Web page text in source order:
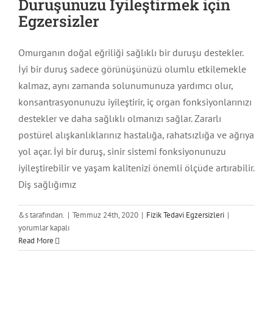
Duruşunuzu İyileştirmek için
Egzersizler
Omurganın doğal eğriliği sağlıklı bir duruşu destekler.
İyi bir duruş sadece görünüşünüzü olumlu etkilemekle
kalmaz, aynı zamanda solunumunuza yardımcı olur,
konsantrasyonunuzu iyileştirir, iç organ fonksiyonlarınızı
destekler ve daha sağlıklı olmanızı sağlar. Zararlı
postürel alışkanlıklarınız hastalığa, rahatsızlığa ve ağrıya
yol açar. İyi bir duruş, sinir sistemi fonksiyonunuzu
iyileştirebilir ve yaşam kalitenizi önemli ölçüde artırabilir.
Diş sağlığımız
&s tarafından. | Temmuz 24th, 2020 | Fizik Tedavi Egzersizleri |
Egzersizler
yorumlar kapalı
Read More